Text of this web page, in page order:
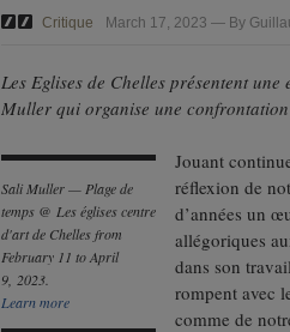
Critique March 17, 2023 — By
Les Eglises de Chelles présentent
Muller qui organise une
Sali Muller — Plage de
temps @ Les églises centre
d'art de Chelles from
February 11 to April
9, 2023.
Learn more
Jouant
réflexion de
d’années un
allégoriques
dans son
rompent avec
comme de